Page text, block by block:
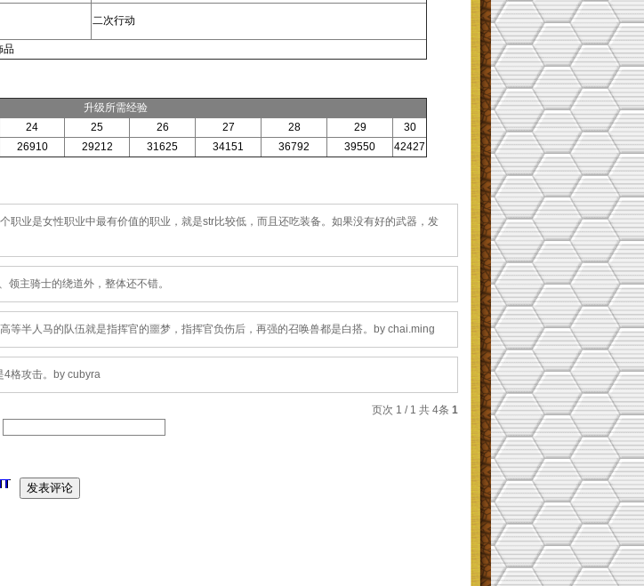
二次行动
品
升级所需经验
24 25 26 27 28 29
30
26910 29212 31625 34151 36792 39550 42427
职业是女性职业中最有价值的职业，就是str比较低，而且还吃装备。如果没有好的武器，发
主骑士的绕道外，整体还不错。
等半人马的队伍就是指挥官的噩梦，指挥官负伤后，再强的召唤兽都是白搭。by chai.ming
4格攻击。by cubyra
页次 1 / 1 共 4条 1